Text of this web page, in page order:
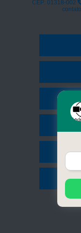
CEP: 01318-002